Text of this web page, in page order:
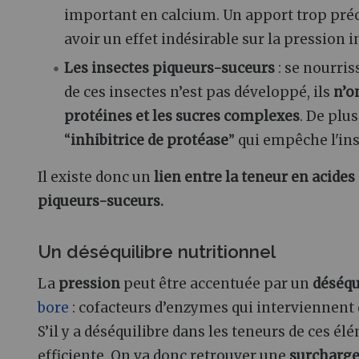
important en calcium. Un apport trop
avoir un effet indésirable sur la pression
Les insectes piqueurs-suceurs : se
de ces insectes n’est pas développé, ils
protéines et les sucres complexes. De
“inhibitrice de protéase” qui empêche
Il existe donc un lien entre la teneur en acides
piqueurs-suceurs.
Un déséquilibre nutritionnel
La pression peut être accentuée par un
bore : cofacteurs d’enzymes qui interviennent
S’il y a déséquilibre dans les teneurs de ces
efficiente. On va donc retrouver une